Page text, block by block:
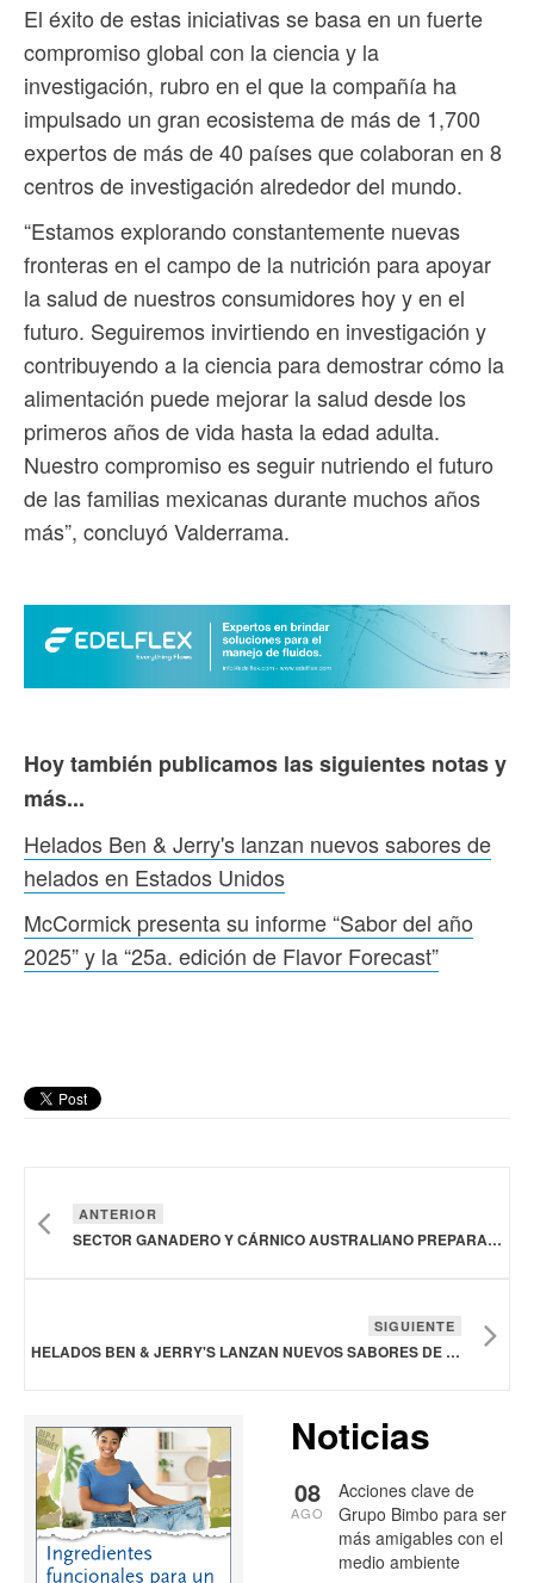
El éxito de estas iniciativas se basa en un fuerte
compromiso global con la ciencia y la
investigación, rubro en el que la compañía ha
impulsado un gran ecosistema de más de 1,700
expertos de más de 40 países que colaboran en 8
centros de investigación alrededor del mundo.
“Estamos explorando constantemente nuevas
fronteras en el campo de la nutrición para apoyar
la salud de nuestros consumidores hoy y en el
futuro. Seguiremos invirtiendo en investigación y
contribuyendo a la ciencia para demostrar cómo la
alimentación puede mejorar la salud desde los
primeros años de vida hasta la edad adulta.
Nuestro compromiso es seguir nutriendo el futuro
de las familias mexicanas durante muchos años
más”, concluyó Valderrama.
Hoy también publicamos las siguientes notas y
más...
Helados Ben & Jerry's lanzan nuevos sabores de
helados en Estados Unidos
McCormick presenta su informe “Sabor del año
2025” y la “25a. edición de Flavor Forecast”
ANTERIOR
SECTOR GANADERO Y CÁRNICO AUSTRALIANO PREPARA UN PLAN ESTRATÉGICO PARA 2030
SIGUIENTE
HELADOS BEN & JERRY'S LANZAN NUEVOS SABORES DE HELADOS EN ESTADOS UNIDOS
Noticias
Acciones clave de
Grupo Bimbo para ser
más amigables con el
medio ambiente
08
AGO